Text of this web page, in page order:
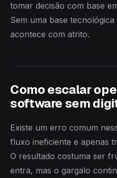
tomar decisão com base
Sem uma base
acontece com atrito.
Como escalar
software sem
Existe um erro comum
fluxo ineficiente e apenas
O resultado costuma ser
entra, mas o gargalo